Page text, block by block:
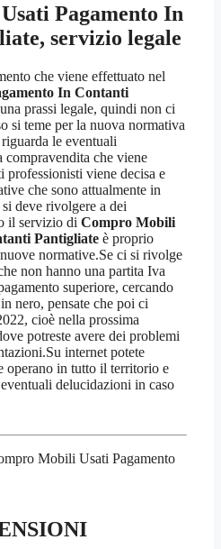
Pagamento In
, servizio legale
che viene effettuato nel
In Contanti
prassi legale, quindi non ci
si teme per la nuova normativa
le eventuali
compravendita che viene
professionisti viene decisa e
che sono attualmente in
deve rivolgere a dei
il servizio di Compro Mobili
Pantigliate è proprio
normative.Se ci si rivolge
non hanno una partita Iva
superiore, cercando
nero, pensate che poi ci
cioè nella prossima
potreste avere dei problemi
internet potete
operano in tutto il territorio e
delucidazioni in caso
Mobili Usati Pagamento